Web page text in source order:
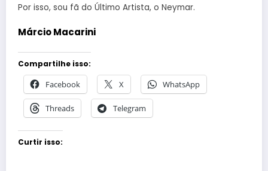
Por isso, sou fã do Último Artista, o Neymar.
Márcio Macarini
Compartilhe isso:
Facebook X WhatsApp
Threads Telegram
Curtir isso: